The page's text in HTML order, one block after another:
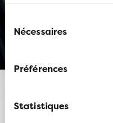
Nécessaires
Préférences
StatistiquesZones 30